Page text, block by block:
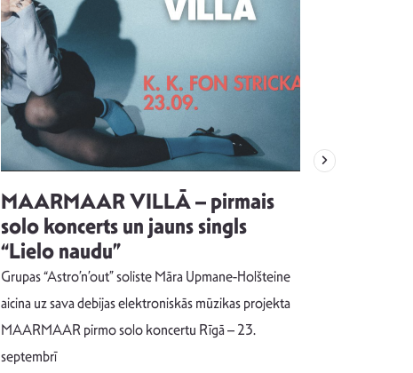
MAARMAAR VILLĀ – pirmais
solo koncerts un jauns singls
“Lielo naudu”
Grupas “Astro’n’out” soliste Māra Upmane-Holšteine
aicina uz sava debijas elektroniskās mūzikas projekta
MAARMAAR pirmo solo koncertu Rīgā – 23.
septembrī